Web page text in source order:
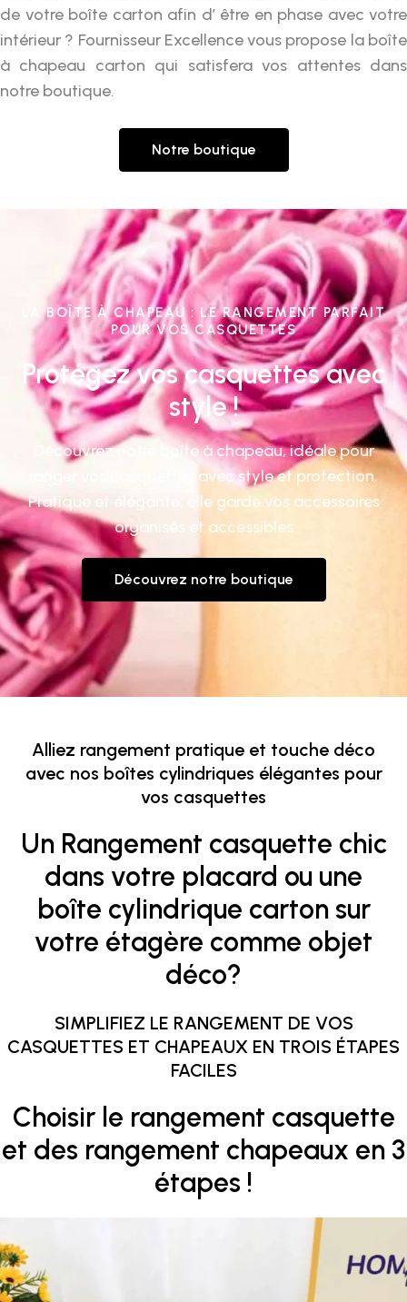
de votre boîte carton afin d’ être en phase avec votre
intérieur ? Fournisseur Excellence vous propose la boîte
à chapeau carton qui satisfera vos attentes dans
notre boutique.
Notre boutique
LA BOÎTE À CHAPEAU : LE RANGEMENT PARFAIT
POUR VOS CASQUETTES
Protégez vos casquettes avec
style !
Découvrez notre boîte à chapeau, idéale pour
ranger vos casquettes avec style et protection.
Pratique et élégante, elle garde vos accessoires
organisés et accessibles
Découvrez notre boutique
Alliez rangement pratique et touche déco
avec nos boîtes cylindriques élégantes pour
vos casquettes
Un Rangement casquette chic
dans votre placard ou une
boîte cylindrique carton sur
votre étagère comme objet
déco?
SIMPLIFIEZ LE RANGEMENT DE VOS
CASQUETTES ET CHAPEAUX EN TROIS ÉTAPES
FACILES
Choisir le rangement casquette
et des rangement chapeaux en 3
étapes !